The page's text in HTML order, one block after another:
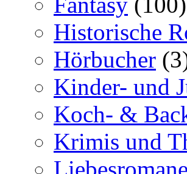
Historische
Hörbucher
Kinder- und
Koch- &
Krimis und